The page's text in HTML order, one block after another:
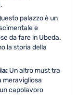
palazzo è un
e
da fare in Ubeda.
la storia della
Un altro must tra
meravigliosa
capolavoro